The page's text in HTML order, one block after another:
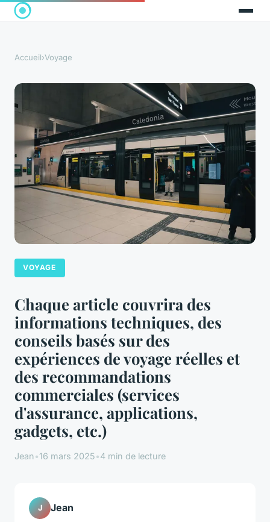
Accueil›Voyage
VOYAGE
Chaque article couvrira des
informations techniques, des
conseils basés sur des
expériences de voyage réelles et
des recommandations
commerciales (services
d'assurance, applications,
gadgets, etc.)
Jean•16 mars 2025•4 min de lecture
J Jean